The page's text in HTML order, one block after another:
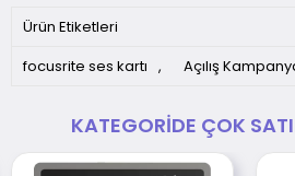
Ürün Etiketleri
focusrite ses kartı , Açılış
KATEGORIDE ÇOK